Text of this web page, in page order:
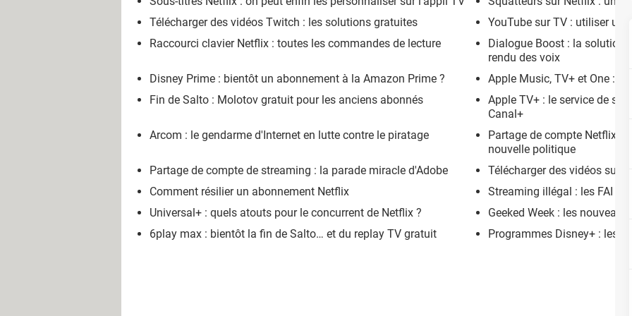
Télécharger des vidéos Twitch : les solutions gratuites
YouTube sur TV : utiliser un
Raccourci clavier Netflix : toutes les commandes de lecture
Dialogue Boost : la solution
rendu des voix
Disney Prime : bientôt un abonnement à la Amazon Prime ?
Apple Music, TV+ et One :
Fin de Salto : Molotov gratuit pour les anciens abonnés
Apple TV+ : le service de
Canal+
Arcom : le gendarme d'Internet en lutte contre le piratage
Partage de compte Netflix
nouvelle politique
Partage de compte de streaming : la parade miracle d'Adobe
Télécharger des vidéos sur
Comment résilier un abonnement Netflix
Streaming illégal : les FAI
Universal+ : quels atouts pour le concurrent de Netflix ?
Geeked Week : les
6play max : bientôt la fin de Salto… et du replay TV gratuit
Programmes Disney+ : les